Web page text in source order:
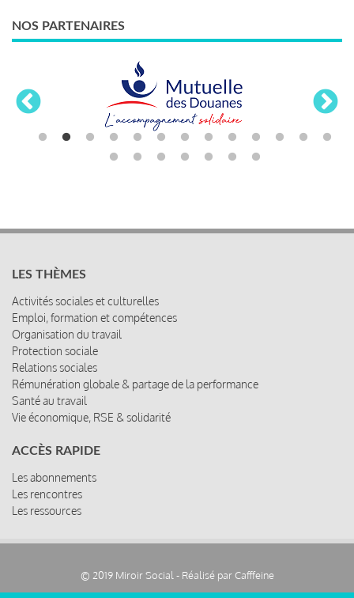
NOS PARTENAIRES
LES THÈMES
Activités sociales et culturelles
Emploi, formation et compétences
Organisation du travail
Protection sociale
Relations sociales
Rémunération globale & partage de la performance
Santé au travail
Vie économique, RSE & solidarité
ACCÈS RAPIDE
Les abonnements
Les rencontres
Les ressources
© 2019 Miroir Social - Réalisé par Cafffeine